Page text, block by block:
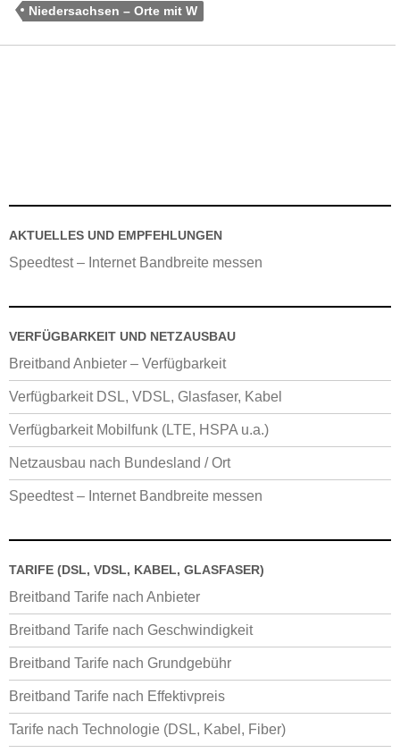
Niedersachsen – Orte mit W
AKTUELLES UND EMPFEHLUNGEN
Speedtest – Internet Bandbreite messen
VERFÜGBARKEIT UND NETZAUSBAU
Breitband Anbieter – Verfügbarkeit
Verfügbarkeit DSL, VDSL, Glasfaser, Kabel
Verfügbarkeit Mobilfunk (LTE, HSPA u.a.)
Netzausbau nach Bundesland / Ort
Speedtest – Internet Bandbreite messen
TARIFE (DSL, VDSL, KABEL, GLASFASER)
Breitband Tarife nach Anbieter
Breitband Tarife nach Geschwindigkeit
Breitband Tarife nach Grundgebühr
Breitband Tarife nach Effektivpreis
Tarife nach Technologie (DSL, Kabel, Fiber)